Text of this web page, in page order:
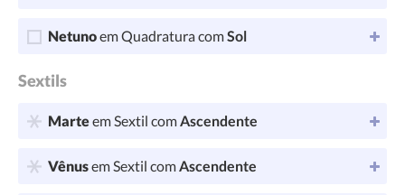
Netunoem Quadratura comSol
Sextils
Marteem Sextil comAscendente
Vênusem Sextil comAscendente